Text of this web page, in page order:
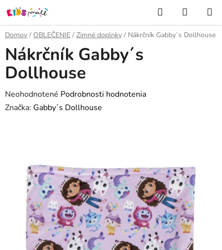
Prejsť
na
obsah
Hľadať
KOŠÍK
Domov / OBLEČENIE / Zimné doplnky / Nákrčník Gabby´s Dollhouse
Nákrčník Gabby´s
Dollhouse
Priemerné
hodnotenie
hviezdičiek.
Neohodnotené Podrobnosti hodnotenia
Značka: Gabby´s Dollhouse